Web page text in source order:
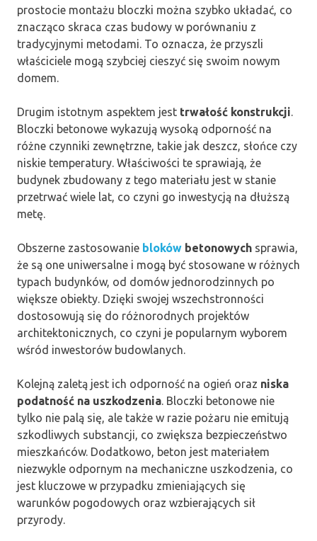
prostocie montażu bloczki można szybko układać, co
znacząco skraca czas budowy w porównaniu z
tradycyjnymi metodami. To oznacza, że przyszli
właściciele mogą szybciej cieszyć się swoim nowym
domem.
Drugim istotnym aspektem jest trwałość konstrukcji
Bloczki betonowe wykazują wysoką odporność na
różne czynniki zewnętrzne, takie jak deszcz, słońce czy
niskie temperatury. Właściwości te sprawiają, że
budynek zbudowany z tego materiału jest w stanie
przetrwać wiele lat, co czyni go inwestycją na dłuższą
metę.
Obszerne zastosowanie bloków betonowych sprawia,
że są one uniwersalne i mogą być stosowane w różnych
typach budynków, od domów jednorodzinnych po
większe obiekty. Dzięki swojej wszechstronności
dostosowują się do różnorodnych projektów
architektonicznych, co czyni je popularnym wyborem
wśród inwestorów budowlanych.
Kolejną zaletą jest ich odporność na ogień oraz niska
podatność na uszkodzenia . Bloczki betonowe nie
tylko nie palą się, ale także w razie pożaru nie emitują
szkodliwych substancji, co zwiększa bezpieczeństwo
mieszkańców. Dodatkowo, beton jest materiałem
niezwykle odpornym na mechaniczne uszkodzenia, co
jest kluczowe w przypadku zmieniających się
warunków pogodowych oraz wzbierających sił
przyrody.